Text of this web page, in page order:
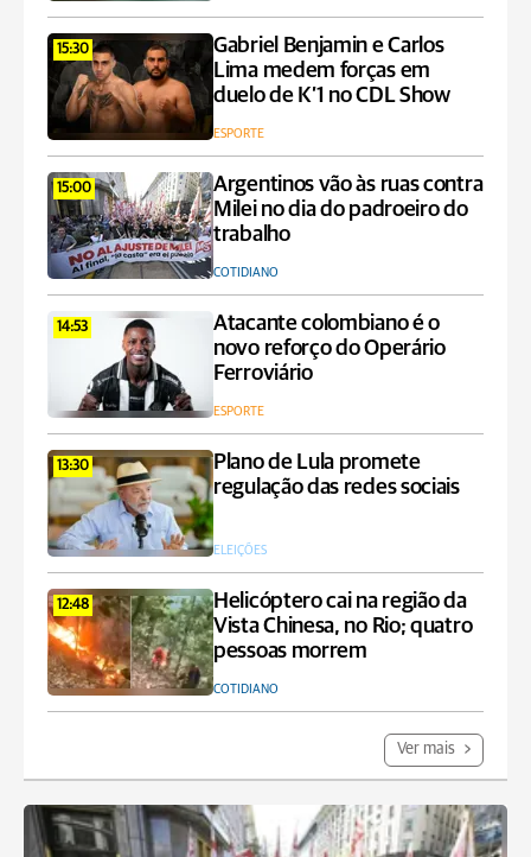
15:30
Gabriel Benjamin e Carlos
Lima medem forças em
duelo de K’1 no CDL Show
ESPORTE
15:00
Argentinos vão às ruas contra
Milei no dia do padroeiro do
trabalho
COTIDIANO
14:53
Atacante colombiano é o
novo reforço do Operário
Ferroviário
ESPORTE
13:30
Plano de Lula promete
regulação das redes sociais
ELEIÇÕES
12:48
Helicóptero cai na região da
Vista Chinesa, no Rio; quatro
pessoas morrem
COTIDIANO
Ver mais